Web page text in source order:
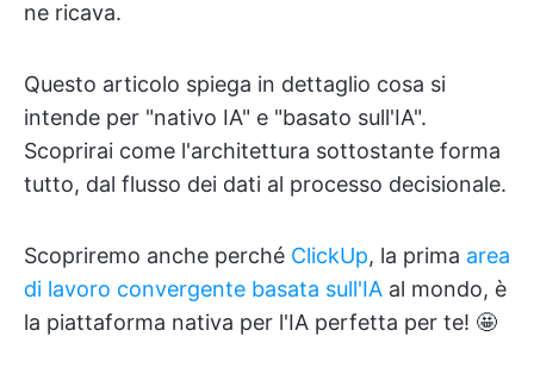
ne ricava.
Questo articolo spiega in dettaglio cosa si
intende per "nativo IA" e "basato sull'IA".
Scoprirai come l'architettura sottostante forma
tutto, dal flusso dei dati al processo decisionale.
Scopriremo anche perché ClickUp, la prima area
di lavoro convergente basata sull'IA al mondo, è
la piattaforma nativa per l'IA perfetta per te! 🤩